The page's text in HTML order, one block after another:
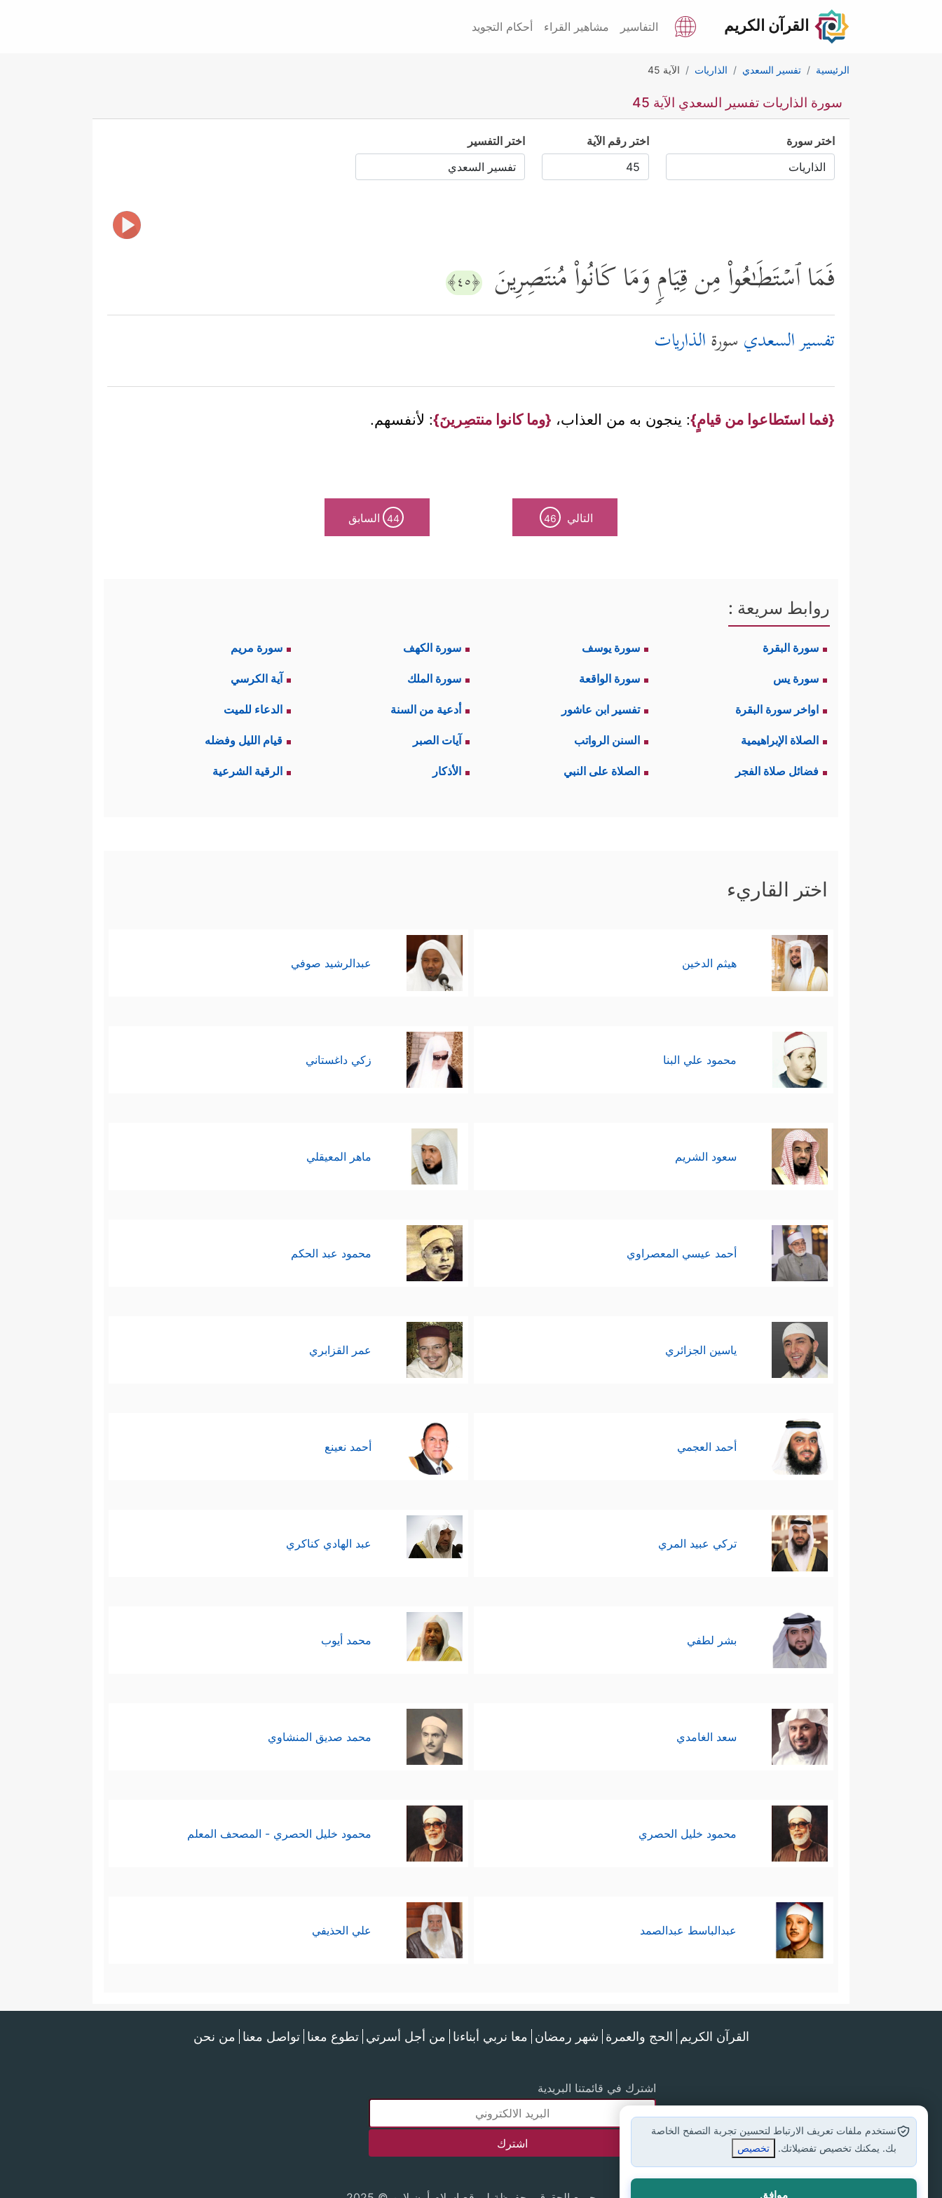
القرآن الكريم التفاسير مشاهير القراء أحكام التجويد
الرئيسية تفسير السعدي الذاريات الآية 45
سورة الذاريات تفسير السعدي الآية 45
اختر سورة اختر رقم الآية اختر التفسير
فَمَا ٱسۡتَطَـٰعُواْ مِن قِیَامࣲ وَمَا كَانُواْ مُنتَصِرِینَ ﴿٤٥﴾
تفسير السعدي سورةالذاريات
{فما استَطاعوا من قيامٍ}: ينجون به من العذاب، {وما كانوا منتصِرينَ}: لأنفسهم.
التالي 46
44 السابق
روابط سريعة :
سورة البقرة سورة يوسف سورة الكهف سورة مريم
سورة يس سورة الواقعة سورة الملك آية الكرسي
اواخر سورة البقرة تفسير ابن عاشور أدعية من السنة الدعاء للميت
الصلاة الإبراهيمية السنن الرواتب آيات الصبر قيام الليل وفضله
فضائل صلاة الفجر الصلاة على النبي الأذكار الرقية الشرعية
اختر القاريء
هيثم الدخين عبدالرشيد صوفي
محمود علي البنا زكي داغستاني
سعود الشريم ماهر المعيقلي
أحمد عيسي المعصراوي محمود عبد الحكم
ياسين الجزائري عمر القزابري
أحمد العجمي أحمد نعينع
تركي عبيد المري عبد الهادي كناكري
بشر لطفي محمد أيوب
سعد الغامدي محمد صديق المنشاوي
محمود خليل الحصري محمود خليل الحصري - المصحف المعلم
عبدالباسط عبدالصمد علي الحذيفي
القرآن الكريم الحج والعمرة شهر رمضان معا نربي أبناءنا من أجل أسرتي تطوع معنا تواصل معنا من نحن
اشترك في قائمتنا البريدية
نستخدم ملفات تعريف الارتباط لتحسين تجربة التصفح الخاصة
بك. يمكنك تخصيص تفضيلاتك.
تخصيص
موافق